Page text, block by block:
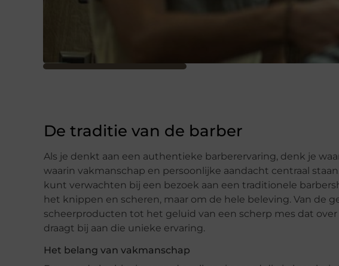
De traditie van de barber
Als je denkt aan een authentieke barberervaring, denk je
waarin vakmanschap en persoonlijke aandacht centraal
kunt verwachten bij een bezoek aan een traditionele
het knippen en scheren, maar om de hele beleving. Van de
scheerproducten tot het geluid van een scherp mes dat
draagt bij aan die unieke ervaring.
Het belang van vakmanschap